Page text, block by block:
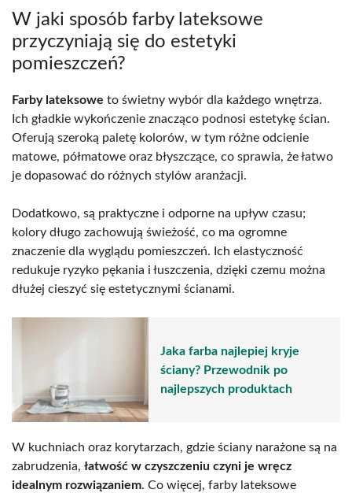
W jaki sposób farby lateksowe
przyczyniają się do estetyki
pomieszczeń?
Farby lateksowe to świetny wybór dla każdego wnętrza.
Ich gładkie wykończenie znacząco podnosi estetykę ścian.
Oferują szeroką paletę kolorów, w tym różne odcienie
matowe, półmatowe oraz błyszczące, co sprawia, że łatwo
je dopasować do różnych stylów aranżacji.
Dodatkowo, są praktyczne i odporne na upływ czasu;
kolory długo zachowują świeżość, co ma ogromne
znaczenie dla wyglądu pomieszczeń. Ich elastyczność
redukuje ryzyko pękania i łuszczenia, dzięki czemu można
dłużej cieszyć się estetycznymi ścianami.
Jaka farba najlepiej kryje
ściany? Przewodnik po
najlepszych produktach
W kuchniach oraz korytarzach, gdzie ściany narażone są na
zabrudzenia, łatwość w czyszczeniu czyni je wręcz
idealnym rozwiązaniem. Co więcej, farby lateksowe